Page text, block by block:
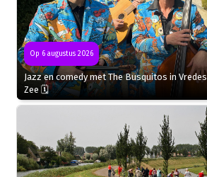
Op 6 augustus 2026
Jazz en comedy met The Busquitos in
Zee 🗓